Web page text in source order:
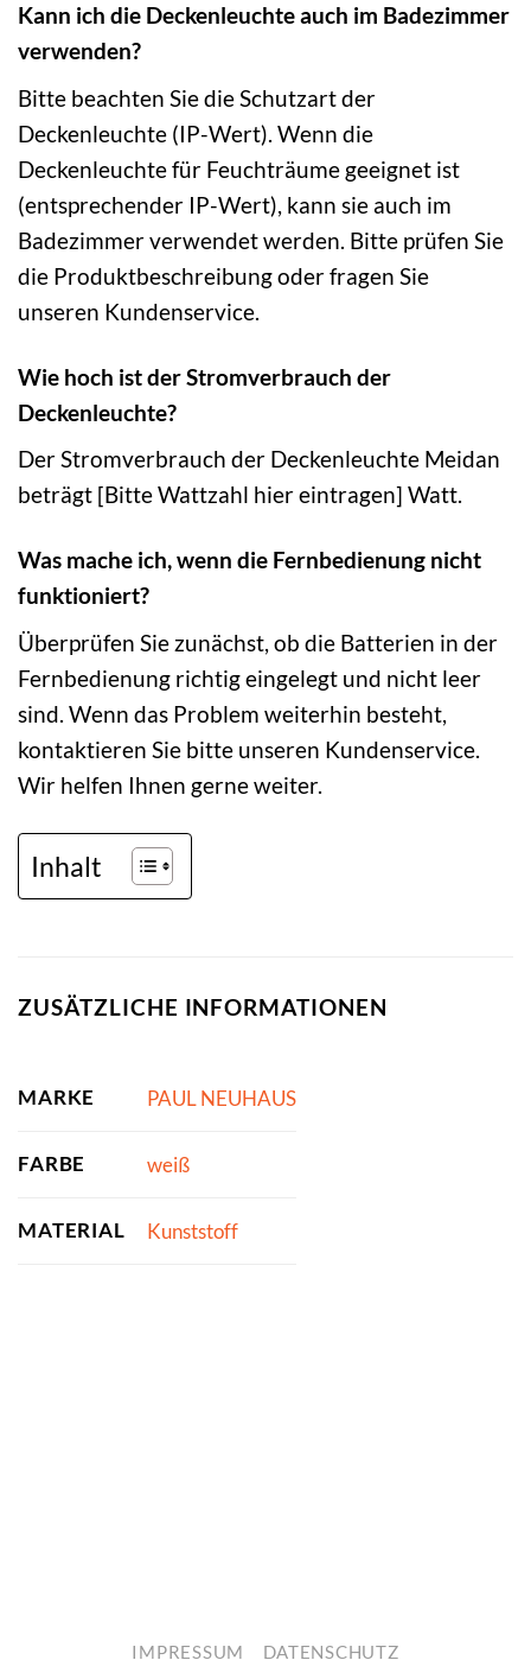
Kann ich die Deckenleuchte auch im Badezimmer
verwenden?
Bitte beachten Sie die Schutzart der
Deckenleuchte (IP-Wert). Wenn die
Deckenleuchte für Feuchträume geeignet ist
(entsprechender IP-Wert), kann sie auch im
Badezimmer verwendet werden. Bitte prüfen Sie
die Produktbeschreibung oder fragen Sie
unseren Kundenservice.
Wie hoch ist der Stromverbrauch der
Deckenleuchte?
Der Stromverbrauch der Deckenleuchte Meidan
beträgt [Bitte Wattzahl hier eintragen] Watt.
Was mache ich, wenn die Fernbedienung nicht
funktioniert?
Überprüfen Sie zunächst, ob die Batterien in der
Fernbedienung richtig eingelegt und nicht leer
sind. Wenn das Problem weiterhin besteht,
kontaktieren Sie bitte unseren Kundenservice.
Wir helfen Ihnen gerne weiter.
Inhalt
ZUSÄTZLICHE INFORMATIONEN
MARKE PAUL NEUHAUS
FARBE weiß
MATERIAL Kunststoff
IMPRESSUM DATENSCHUTZ